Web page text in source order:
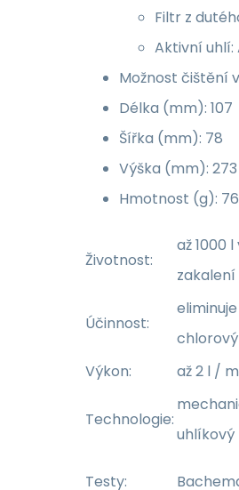
Filtr z
Aktivní uhlí:
Možnost čištění
Délka (mm): 107
Šířka (mm): 78
Výška (mm): 273
Hmotnost (g): 76
Životnost:
až 1000
Účinnost:
Výkon:
až 2 l /
Technologie:
Testy: